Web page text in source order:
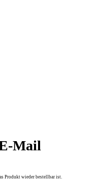
Mail
Produkt wieder bestellbar ist.